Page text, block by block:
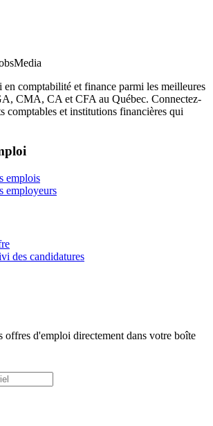
comptabilité et finance parmi les meilleures
CMA, CA et CFA au Québec. Connectez-
comptables et institutions financières qui
emplois
employeurs
des candidatures
offres d'emploi directement dans votre boîte